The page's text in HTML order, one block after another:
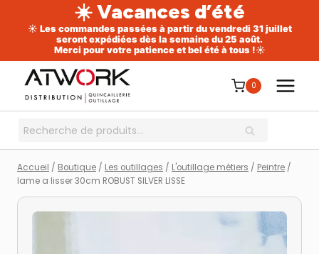
☀️ Vacances d’été
☀️ Les commandes passées à partir du vendredi 31 juillet
seront expédiées dès la semaine du 25 août.
Merci pour votre patience et bel été à tous !☀️
contenu
0
Recherche
RECHERCHE
Accueil / Boutique / Les outillages / L'outillage métiers / Peintre /
lame a lisser 30cm ROBUST SILVER LISSE